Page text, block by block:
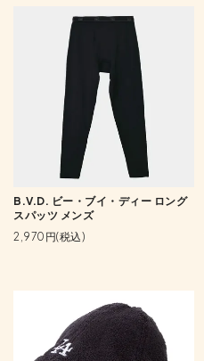
B.V.D. ビー・ブイ・ディー ロング
スパッツ メンズ
2,970円(税込)